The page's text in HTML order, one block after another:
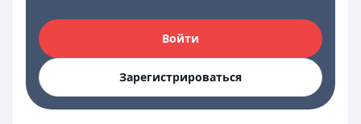
Войти
Зарегистрироваться